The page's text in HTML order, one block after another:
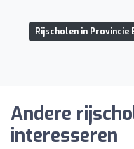
Rijscholen in Provincie
Andere
interesseren